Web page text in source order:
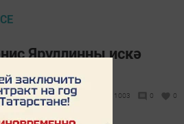
Яруллинны искә
- 08:26 1003 0 0